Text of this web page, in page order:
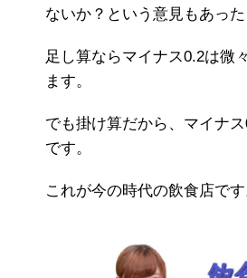
ないか？という意見もあった
足し算ならマイナス0.2は微
ます。
でも掛け算だから、マイナ
です。
これが今の時代の飲食店です